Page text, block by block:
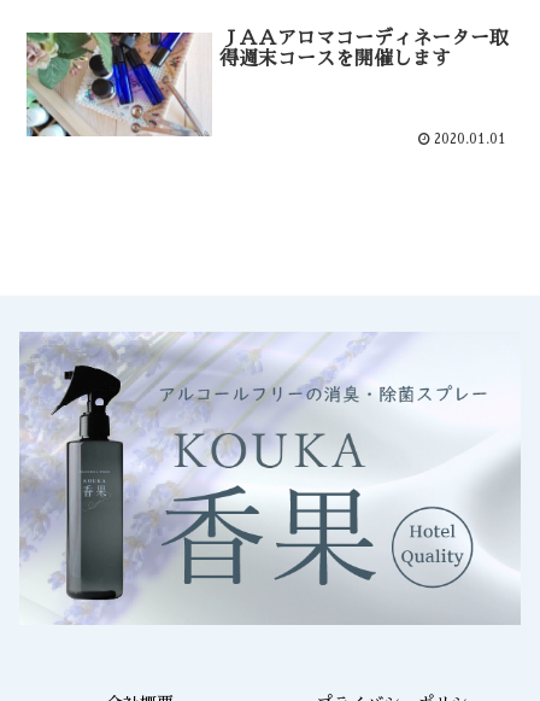
ＪＡＡアロマコーディネーター取
得週末コースを開催します
2020.01.01